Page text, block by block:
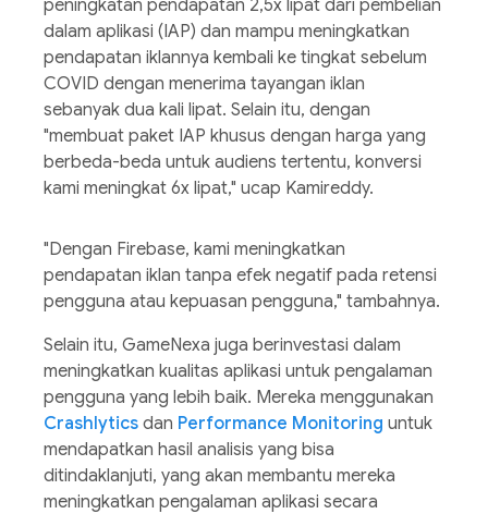
peningkatan pendapatan 2,5x lipat dari pembelian
dalam aplikasi (IAP) dan mampu meningkatkan
pendapatan iklannya kembali ke tingkat sebelum
COVID dengan menerima tayangan iklan
sebanyak dua kali lipat. Selain itu, dengan
"membuat paket IAP khusus dengan harga yang
berbeda-beda untuk audiens tertentu, konversi
kami meningkat 6x lipat," ucap Kamireddy.
"Dengan Firebase, kami meningkatkan
pendapatan iklan tanpa efek negatif pada retensi
pengguna atau kepuasan pengguna," tambahnya.
Selain itu, GameNexa juga berinvestasi dalam
meningkatkan kualitas aplikasi untuk pengalaman
pengguna yang lebih baik. Mereka menggunakan
Crashlytics dan Performance Monitoring untuk
mendapatkan hasil analisis yang bisa
ditindaklanjuti, yang akan membantu mereka
meningkatkan pengalaman aplikasi secara